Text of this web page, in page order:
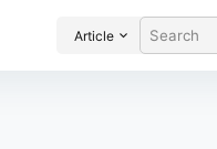
Article